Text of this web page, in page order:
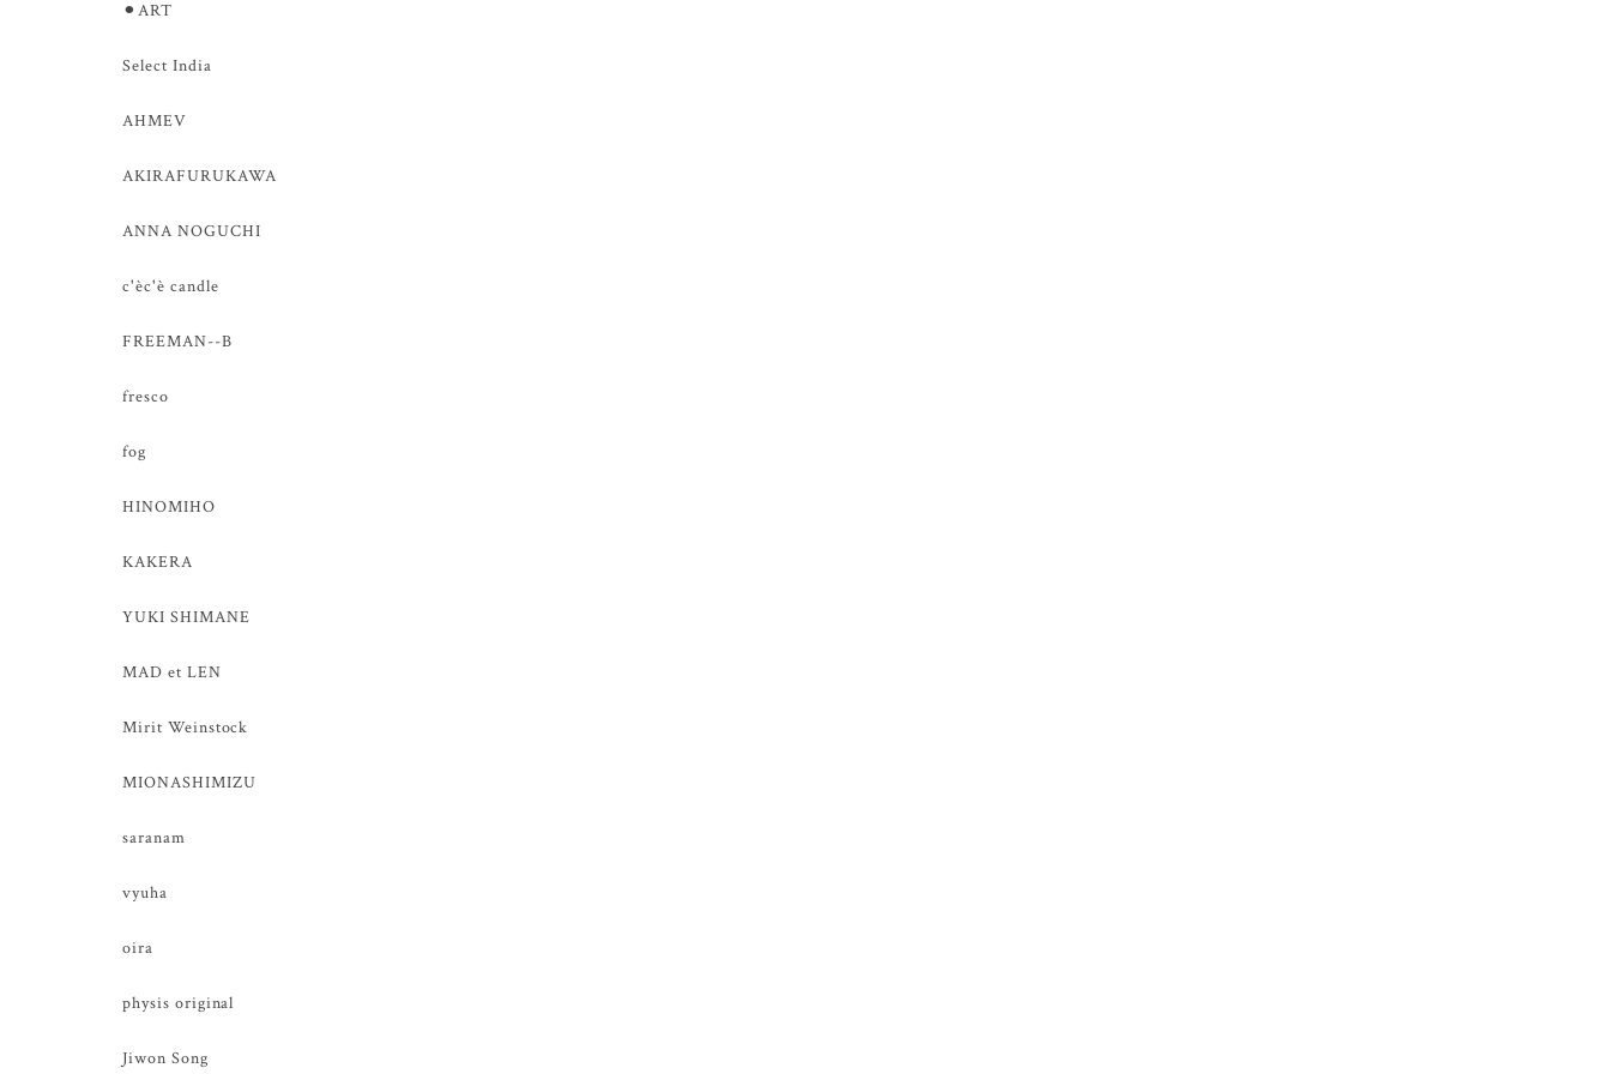
⚫︎ART
Select India
AHMEV
AKIRAFURUKAWA
ANNA NOGUCHI
c'èc'è candle
FREEMAN--B
fresco
fog
HINOMIHO
KAKERA
YUKI SHIMANE
MAD et LEN
Mirit Weinstock
MIONASHIMIZU
saranam
vyuha
oira
physis original
Jiwon Song